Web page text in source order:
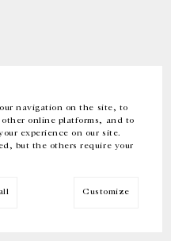
navigation on the site, to
online platforms, and to
experience on our site.
but the others require your
Customize